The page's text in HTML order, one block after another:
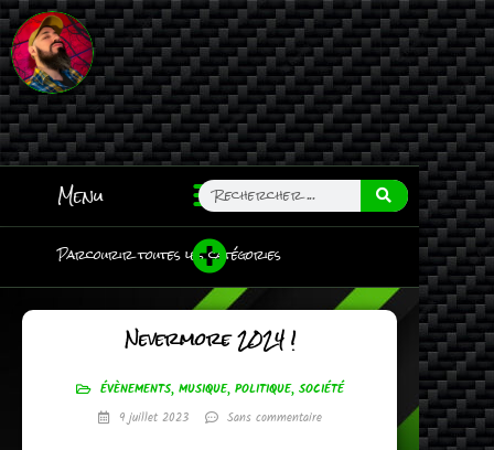
Menu
Parcourir toutes les catégories
Nevermore 2024 !
ÉVÈNEMENTS, MUSIQUE, POLITIQUE, SOCIÉTÉ
9 juillet 2023
Sans commentaire